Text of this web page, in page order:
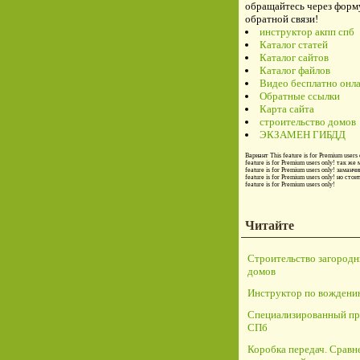
обращайтесь через
обратной связи!
инструктор акпп спб
Каталог статей
Каталог сайтов
Каталог файлов
Видео бесплатно
Обратные ссылки
Карта сайта
строительство домов
ЭКЗАМЕН ГИБДД
Вариант This feature is for Premium users
feature is for Premium users only! так же
feature is for Premium users only!
feature is for Premium users only! но
feature is for Premium users only!
Читайте
Строительство
домов
Инструктор по
Специализированный
СПб
Коробка передач.